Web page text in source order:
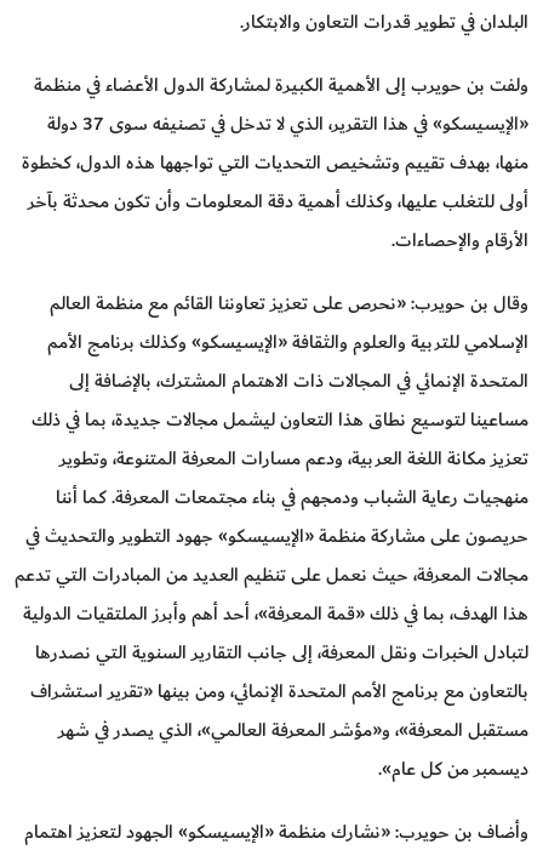
البلدان في تطوير قدرات التعاون والابتكار.
ولفت بن حويرب إلى الأهمية الكبيرة لمشاركة الدول الأعضاء في منظمة
«الإيسيسكو» في هذا التقرير، الذي لا تدخل في تصنيفه سوى 37 دولة
منها، بهدف تقييم وتشخيص التحديات التي تواجهها هذه الدول، كخطوة
أولى للتغلب عليها، وكذلك أهمية دقة المعلومات وأن تكون محدثة بآخر
الأرقام والإحصاءات.
وقال بن حويرب: «نحرص على تعزيز تعاوننا القائم مع منظمة العالم
الإسلامي للتربية والعلوم والثقافة «الإيسيسكو» وكذلك برنامج الأمم
المتحدة الإنمائي في المجالات ذات الاهتمام المشترك، بالإضافة إلى
مساعينا لتوسيع نطاق هذا التعاون ليشمل مجالات جديدة، بما في ذلك
تعزيز مكانة اللغة العربية، ودعم مسارات المعرفة المتنوعة، وتطوير
منهجيات رعاية الشباب ودمجهم في بناء مجتمعات المعرفة. كما أننا
حريصون على مشاركة منظمة «الإيسيسكو» جهود التطوير والتحديث في
مجالات المعرفة، حيث نعمل على تنظيم العديد من المبادرات التي تدعم
هذا الهدف، بما في ذلك «قمة المعرفة»، أحد أهم وأبرز الملتقيات الدولية
لتبادل الخبرات ونقل المعرفة، إلى جانب التقارير السنوية التي نصدرها
بالتعاون مع برنامج الأمم المتحدة الإنمائي، ومن بينها «تقرير استشراف
مستقبل المعرفة»، و«مؤشر المعرفة العالمي»، الذي يصدر في شهر
ديسمبر من كل عام».
وأضاف بن حويرب: «نشارك منظمة «الإيسيسكو» الجهود لتعزيز اهتمام